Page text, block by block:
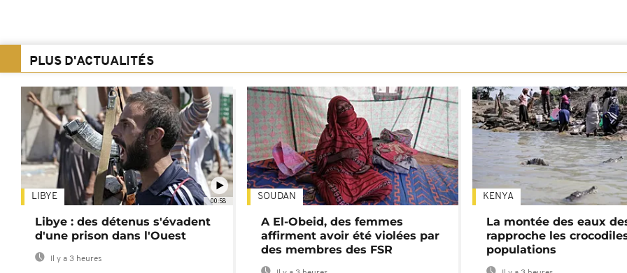
PLUS D'ACTUALITÉS
00:58
LIBYE
Libye : des détenus s'évadent
d'une prison dans l'Ouest
Il y a 3 heures
SOUDAN
A El-Obeid, des femmes
affirment avoir été violées par
des membres des FSR
KENYA
La montée des eaux
rapproche les
populations